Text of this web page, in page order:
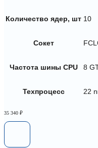
Количество ядер, шт 10
Сокет
Частота шины CPU 8
Техпроцесс 22
35 340 ₽